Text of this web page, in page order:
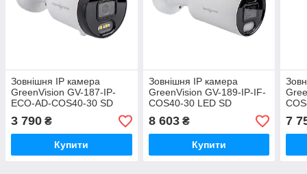
Зовнішня IP камера
GreenVision GV-187-IP-
ECO-AD-COS40-30 SD
3 790 ₴
Купити
Зовнішня IP камера
GreenVision GV-189-IP-IF-
COS40-30 LED SD
8 603₴
Купити
7